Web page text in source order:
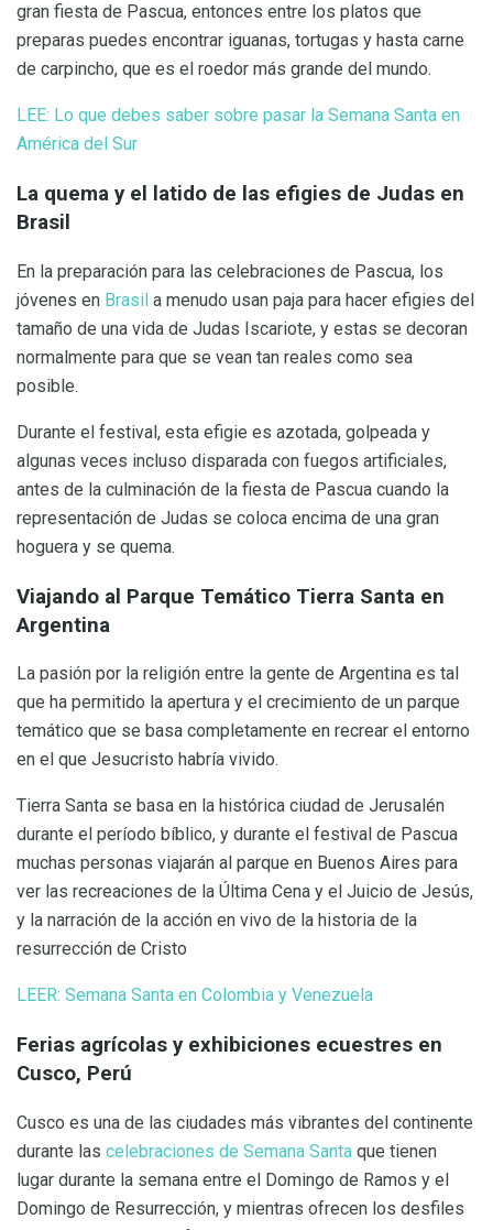
gran fiesta de Pascua, entonces entre los platos que
preparas puedes encontrar iguanas, tortugas y hasta carne
de carpincho, que es el roedor más grande del mundo.
LEE: Lo que debes saber sobre pasar la Semana Santa en
América del Sur
La quema y el latido de las efigies de Judas en
Brasil
En la preparación para las celebraciones de Pascua, los
jóvenes en Brasil a menudo usan paja para hacer efigies del
tamaño de una vida de Judas Iscariote, y estas se decoran
normalmente para que se vean tan reales como sea
posible.
Durante el festival, esta efigie es azotada, golpeada y
algunas veces incluso disparada con fuegos artificiales,
antes de la culminación de la fiesta de Pascua cuando la
representación de Judas se coloca encima de una gran
hoguera y se quema.
Viajando al Parque Temático Tierra Santa en
Argentina
La pasión por la religión entre la gente de Argentina es tal
que ha permitido la apertura y el crecimiento de un parque
temático que se basa completamente en recrear el entorno
en el que Jesucristo habría vivido.
Tierra Santa se basa en la histórica ciudad de Jerusalén
durante el período bíblico, y durante el festival de Pascua
muchas personas viajarán al parque en Buenos Aires para
ver las recreaciones de la Última Cena y el Juicio de Jesús,
y la narración de la acción en vivo de la historia de la
resurrección de Cristo
LEER: Semana Santa en Colombia y Venezuela
Ferias agrícolas y exhibiciones ecuestres en
Cusco, Perú
Cusco es una de las ciudades más vibrantes del continente
durante las celebraciones de Semana Santa que tienen
lugar durante la semana entre el Domingo de Ramos y el
Domingo de Resurrección, y mientras ofrecen los desfiles